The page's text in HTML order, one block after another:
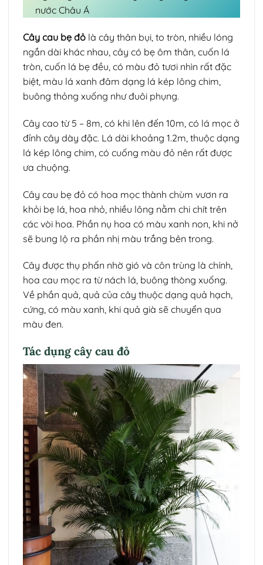
nước Châu Á
Cây cau bẹ đỏ là cây thân bụi, to tròn, nhiều lóng
ngắn dài khác nhau, cây có bẹ ôm thân, cuốn lá
tròn, cuốn lá bẹ đều, có màu đỏ tươi nhìn rất đặc
biệt, màu lá xanh đâm dạng lá kép lông chim,
buông thỏng xuống như đuôi phụng.
Cây cao từ 5 – 8m, có khi lên đến 10m, có lá mọc ở
đỉnh cây dày đặc. Lá dài khoảng 1.2m, thuộc dạng
lá kép lông chim, có cuống màu đỏ nên rất được
ưa chuộng.
Cây cau bẹ đỏ có hoa mọc thành chùm vươn ra
khỏi bẹ lá, hoa nhỏ, nhiều lông nằm chi chít trên
các vòi hoa. Phần nụ hoa có màu xanh non, khi nở
sẽ bung lộ ra phần nhị màu trắng bên trong.
Cây được thụ phấn nhờ gió và côn trùng là chính,
hoa cau mọc ra từ nách lá, buông thòng xuống.
Về phần quả, quả của cây thuộc dạng quả hạch,
cứng, có màu xanh, khi quả già sẽ chuyển qua
màu đen.
Tác dụng cây cau đỏ